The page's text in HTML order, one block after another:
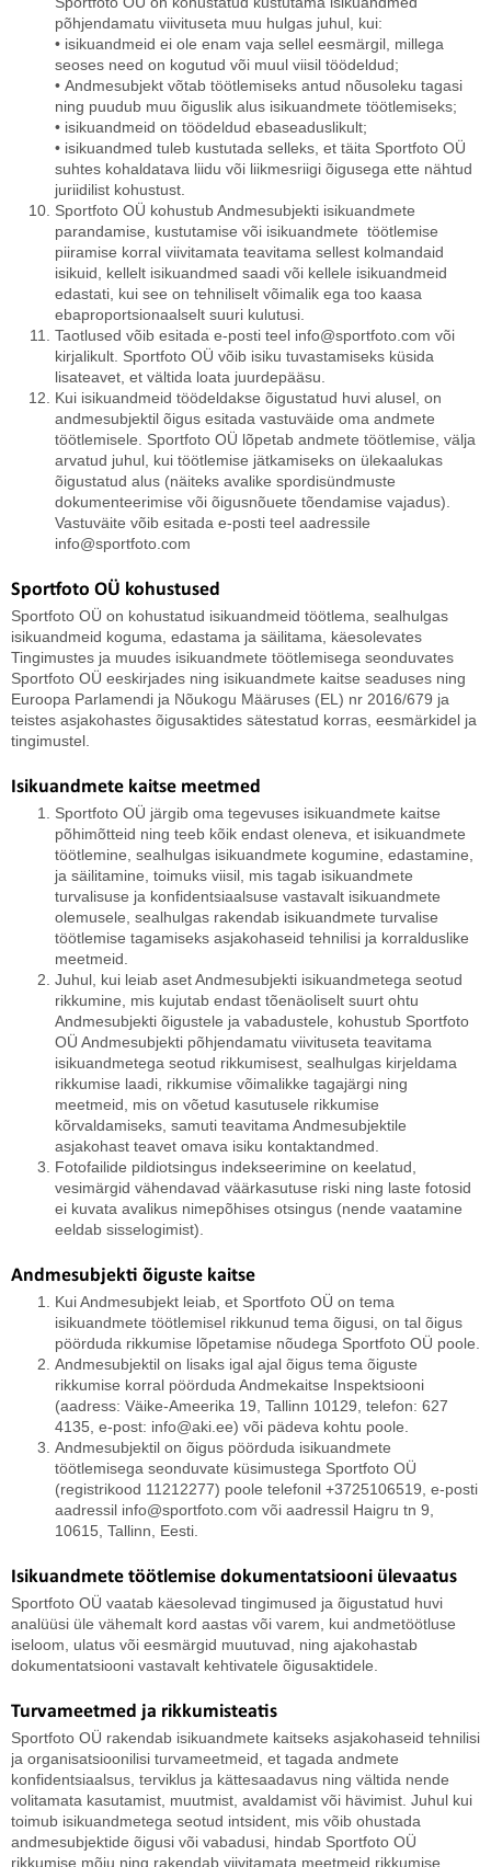
põhjendamatu viivituseta muu hulgas juhul, kui:
• isikuandmeid ei ole enam vaja sellel eesmärgil, millega
seoses need on kogutud või muul viisil töödeldud;
• Andmesubjekt võtab töötlemiseks antud nõusoleku tagasi
ning puudub muu õiguslik alus isikuandmete töötlemiseks;
• isikuandmeid on töödeldud ebaseaduslikult;
• isikuandmed tuleb kustutada selleks, et täita Sportfoto OÜ
suhtes kohaldatava liidu või liikmesriigi õigusega ette nähtud
juriidilist kohustust.
Sportfoto OÜ kohustub Andmesubjekti isikuandmete
parandamise, kustutamise või isikuandmete töötlemise
piiramise korral viivitamata teavitama sellest kolmandaid
isikuid, kellelt isikuandmed saadi või kellele isikuandmeid
edastati, kui see on tehniliselt võimalik ega too kaasa
ebaproportsionaalselt suuri kulutusi.
Taotlused võib esitada e-posti teel info@sportfoto.com või
kirjalikult. Sportfoto OÜ võib isiku tuvastamiseks küsida
lisateavet, et vältida loata juurdepääsu.
Kui isikuandmeid töödeldakse õigustatud huvi alusel, on
andmesubjektil õigus esitada vastuväide oma andmete
töötlemisele. Sportfoto OÜ lõpetab andmete töötlemise, välja
arvatud juhul, kui töötlemise jätkamiseks on ülekaalukas
õigustatud alus (näiteks avalike spordisündmuste
dokumenteerimise või õigusnõuete tõendamise vajadus).
Vastuväite võib esitada e-posti teel aadressile
info@sportfoto.com
Sportfoto OÜ kohustused
Sportfoto OÜ on kohustatud isikuandmeid töötlema, sealhulgas
isikuandmeid koguma, edastama ja säilitama, käesolevates
Tingimustes ja muudes isikuandmete töötlemisega seonduvates
Sportfoto OÜ eeskirjades ning isikuandmete kaitse seaduses ning
Euroopa Parlamendi ja Nõukogu Määruses (EL) nr 2016/679 ja
teistes asjakohastes õigusaktides sätestatud korras, eesmärkidel ja
tingimustel.
Isikuandmete kaitse meetmed
Sportfoto OÜ järgib oma tegevuses isikuandmete kaitse
põhimõtteid ning teeb kõik endast oleneva, et isikuandmete
töötlemine, sealhulgas isikuandmete kogumine, edastamine,
ja säilitamine, toimuks viisil, mis tagab isikuandmete
turvalisuse ja konfidentsiaalsuse vastavalt isikuandmete
olemusele, sealhulgas rakendab isikuandmete turvalise
töötlemise tagamiseks asjakohaseid tehnilisi ja korralduslike
meetmeid.
Juhul, kui leiab aset Andmesubjekti isikuandmetega seotud
rikkumine, mis kujutab endast tõenäoliselt suurt ohtu
Andmesubjekti õigustele ja vabadustele, kohustub Sportfoto
OÜ Andmesubjekti põhjendamatu viivituseta teavitama
isikuandmetega seotud rikkumisest, sealhulgas kirjeldama
rikkumise laadi, rikkumise võimalikke tagajärgi ning
meetmeid, mis on võetud kasutusele rikkumise
kõrvaldamiseks, samuti teavitama Andmesubjektile
asjakohast teavet omava isiku kontaktandmed.
Fotofailide pildiotsingus indekseerimine on keelatud,
vesimärgid vähendavad väärkasutuse riski ning laste fotosid
ei kuvata avalikus nimepõhises otsingus (nende vaatamine
eeldab sisselogimist).
Andmesubjekti õiguste kaitse
Kui Andmesubjekt leiab, et Sportfoto OÜ on tema
isikuandmete töötlemisel rikkunud tema õigusi, on tal õigus
pöörduda rikkumise lõpetamise nõudega Sportfoto OÜ poole.
Andmesubjektil on lisaks igal ajal õigus tema õiguste
rikkumise korral pöörduda Andmekaitse Inspektsiooni
(aadress: Väike-Ameerika 19, Tallinn 10129, telefon: 627
4135, e-post: info@aki.ee) või pädeva kohtu poole.
Andmesubjektil on õigus pöörduda isikuandmete
töötlemisega seonduvate küsimustega Sportfoto OÜ
(registrikood 11212277) poole telefonil +3725106519, e-posti
aadressil info@sportfoto.com või aadressil Haigru tn 9,
10615, Tallinn, Eesti.
Isikuandmete töötlemise dokumentatsiooni ülevaatus
Sportfoto OÜ vaatab käesolevad tingimused ja õigustatud huvi
analüüsi üle vähemalt kord aastas või varem, kui andmetöötluse
iseloom, ulatus või eesmärgid muutuvad, ning ajakohastab
dokumentatsiooni vastavalt kehtivatele õigusaktidele.
Turvameetmed ja rikkumisteatis
Sportfoto OÜ rakendab isikuandmete kaitseks asjakohaseid tehnilisi
ja organisatsioonilisi turvameetmeid, et tagada andmete
konfidentsiaalsus, terviklus ja kättesaadavus ning vältida nende
volitamata kasutamist, muutmist, avaldamist või hävimist. Juhul kui
toimub isikuandmetega seotud intsident, mis võib ohustada
andmesubjektide õigusi või vabadusi, hindab Sportfoto OÜ
rikkumise mõju ning rakendab viivitamata meetmeid rikkumise